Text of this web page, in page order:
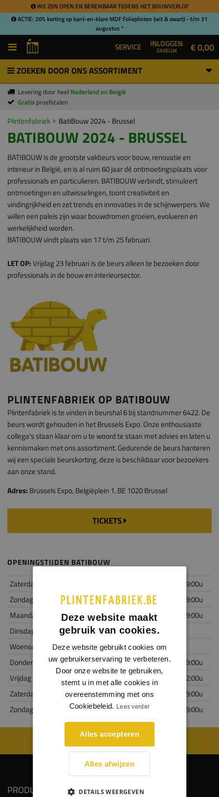
WIJ ZIJN OPEN EN BEREIKBAAR TIJDENS HET BOUWVERLOF
ACTIE: 20% korting op kant-en-klare MDF Folieplinten (wit & zwart) - t/m 31
augustus *
SERVICE INLOGGEN
ZAKELIJK € 0,00
ZOEKEN DOOR ONS ASSORTIMENT
Levering door heel Nederland en België
Gratis proefstalen
Plintenfabriek BatiBouw 2024 - Brussel
BATIBOUW 2024 - BRUSSEL
BATIBOUW is de grootste vakbeurs voor bouw, renovatie en
interieur in België, en is al ruim 60 jaar dé ontmoetingsplaats voor
professionals en particulieren. BATIBOUW verbindt, stimuleert
ontmoetingen en uitwisselingen, toont creativiteit en
vindingrijkheid en zet trends en innovaties in de schijnwerpers. We
willen een paleis zijn waar bouwdromen groeien, evolueren en
werkelijkheid worden.
BATIBOUW vindt plaats van 17 t/m 25 februari.
LET OP:Vrijdag 23 februari is de beurs alleen te bezoeken door
professionals in de bouw en interieursector.
PLINTENFABRIEK OP BATIBOUW
Plintenfabriek is te vinden in beurshal 6 bij standnummer 6422. De
beurs wordt gehouden in het Brussels Expo. Onze enthousiaste
collega's staan klaar om u te woord te staan met advies en laten u
kennismaken met ons assortiment. Gedurende de beurs hanteren
wij een speciale beurskorting, deze is beschikbaar voor bezoekers
aan onze stand.
Adres: Brussels Expo, Belgiëplein 1, BE 1020 Brussel
TICKETS
OPENINGSTIJDEN BATIBOUW
Zaterdag 17-02
10:00 tot 19:00u
Zondag 18-02
10:00 tot 19:00u
Maandag 19-02
10:00 tot 19:00u
Dinsdag 20-02
Gesloten
Woensdag 21-02
Gesloten
Donderdag 22-02
10:00 tot 19:00u
Vrijdag 23-02 (Alleen voor professionals)
10:00 tot 22:00u
Zaterdag 24-02
10:00 tot 19:00u
Zondag 25-02
10:00 tot 19:00u
WIJ WORDEN BEOORDEELD MET EEN 8.8
PRODUCTEN SERVICE
Deze website maakt
gebruik van cookies.
Deze website gebruikt cookies om
uw gebruikerservaring te verbeteren.
Door onze website te gebruiken,
stemt u in met alle cookies in
overeenstemming met ons
Cookiebeleid. Lees verder
Alles accepteren
Alles afwijzen
DETAILS WEERGEVEN